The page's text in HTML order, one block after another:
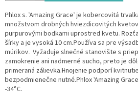
Phlox s. 'Amazing Grace' je kobercovitá
množstvom drobných hviezdicovitých
purpurovými bodkami uprostred kvetu.
šírky a je vysoká 10 cm.Používa sa pre
múrikov. Vyžaduje slnečné stanovište s
zamokrenie ani nadmerné sucho, preto je
primeraná zálievka.Hnojenie podporí
bezpodmienečne nutné.Phlox 'Amazing
-34°C.